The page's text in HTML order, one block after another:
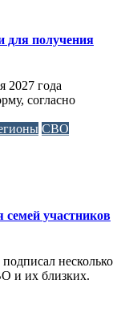
для получения
2027 года
согласно
СВО
участников
несколько
и их близких.